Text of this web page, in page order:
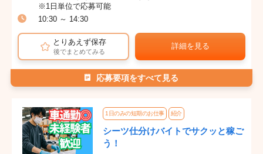
※1日単位で応募可能
10:30 ～ 14:30
とりあえず保存
後でまとめてみる
詳細を見る
応募要項をすべて見る
1日のみの短期のお仕事 紹介
シーツ仕分けバイトでサクッと稼ご
う！